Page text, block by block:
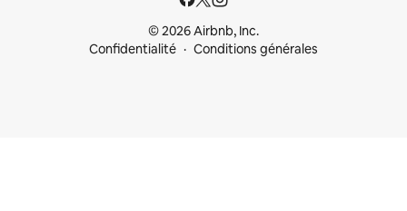
© 2026 Airbnb, Inc.
Confidentialité
Conditions générales